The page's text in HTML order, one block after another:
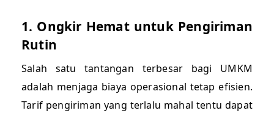
1. Ongkir Hemat untuk Pengiriman
Rutin
Salah satu tantangan terbesar bagi UMKM
adalah menjaga biaya operasional tetap efisien.
Tarif pengiriman yang terlalu mahal tentu dapat